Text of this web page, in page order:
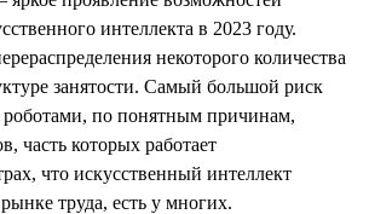
интеллекта в 2023 году.
некоторого количества
занятости. Самый большой риск
по понятным причинам,
часть которых работает
что искусственный интеллект
труда, есть у многих.